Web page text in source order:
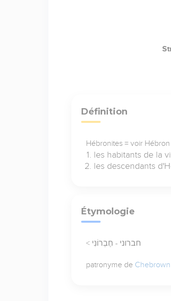
Définition
Hébronites = voir Hébron
les habitants de la
les descendants
Étymologie
< חברוני - חֶבְרוֹנִי
patronyme de